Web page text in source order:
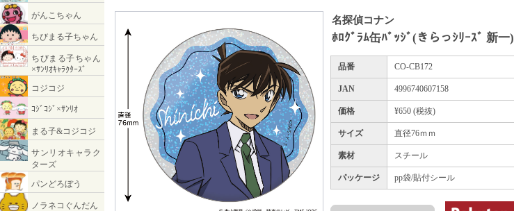
名探偵コナン
ﾎﾛｸﾞﾗﾑ缶ﾊﾞｯｼﾞ(きらっｼﾘｰｽﾞ 新一)
品番 CO-CB172
JAN 4996740607158
価格 ¥650 (税抜)
サイズ 直径76ｍｍ
素材 スチール
パッケージ pp袋/貼付シール